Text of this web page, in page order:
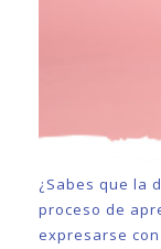
¿Sabes que la
proceso de
expresarse